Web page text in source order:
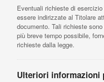
Eventuali richieste di
essere indirizzate al Titolare
documento. Tali richieste
più breve tempo possibile,
richieste dalla legge.
Ulteriori informazioni